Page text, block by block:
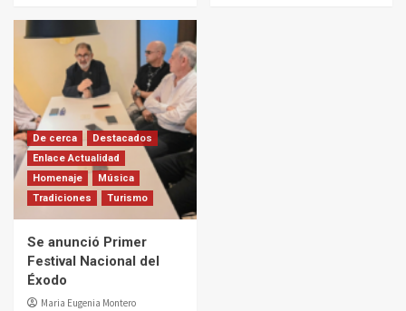
De cerca
Destacados
Enlace Actualidad
Homenaje
Música
Tradiciones
Turismo
Se anunció Primer
Festival Nacional del
Éxodo
Maria Eugenia Montero